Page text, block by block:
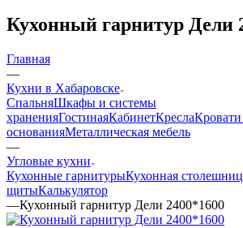
Кухонный гарнитур Дели
Главная
—
Кухни в Хабаровске
СпальняШкафы и системы
храненияГостинаяКабинетКресла
основанияМеталлическая мебель
—
Угловые кухни
Кухонные гарнитурыКухонная
щитыКалькулятор
—Кухонный гарнитур Дели 2400*1600